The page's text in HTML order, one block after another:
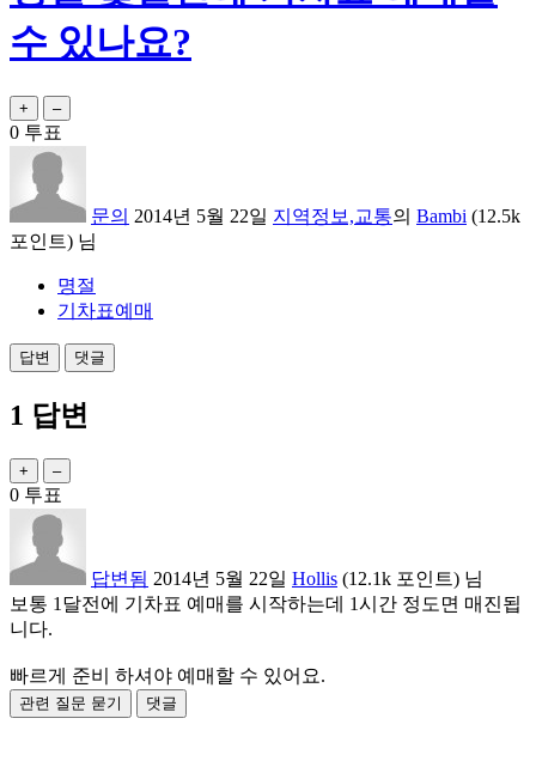
수 있나요?
0 투표
문의 2014년 5월 22일 지역정보,교통의 Bambi (12.5k
포인트) 님
명절
기차표예매
1 답변
0 투표
답변됨 2014년 5월 22일 Hollis (12.1k 포인트) 님
보통 1달전에 기차표 예매를 시작하는데 1시간 정도면 매진됩
니다.
빠르게 준비 하셔야 예매할 수 있어요.